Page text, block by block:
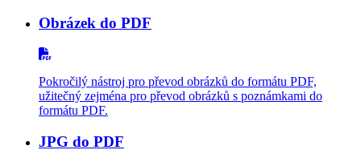
Obrázek do PDF
Pokročilý nástroj pro převod obrázků do formátu PDF,
užitečný zejména pro převod obrázků s poznámkami do
formátu PDF.
JPG do PDF